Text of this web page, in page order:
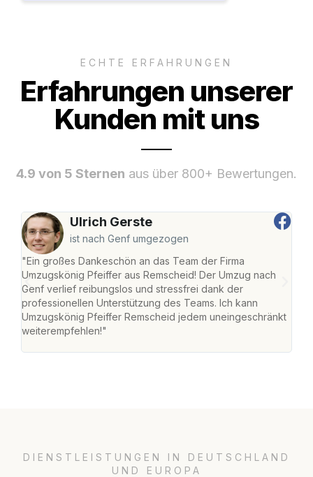
ECHTE ERFAHRUNGEN
Erfahrungen unserer
Kunden mit uns
4.9 von 5 Sternen aus über 800+ Bewertungen.
Ulrich Gerste
ist nach Genf umgezogen
"Ein großes Dankeschön an das Team der Firma
Umzugskönig Pfeiffer aus Remscheid! Der Umzug nach
Genf verlief reibungslos und stressfrei dank der
professionellen Unterstützung des Teams. Ich kann
Umzugskönig Pfeiffer Remscheid jedem uneingeschränkt
weiterempfehlen!"
DIENSTLEISTUNGEN IN DEUTSCHLAND
UND EUROPA